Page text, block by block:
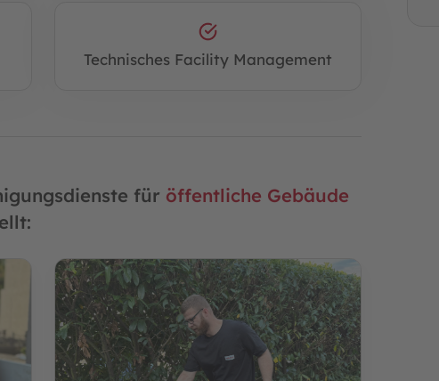
Technisches Facility Management
für öffentliche Gebäude